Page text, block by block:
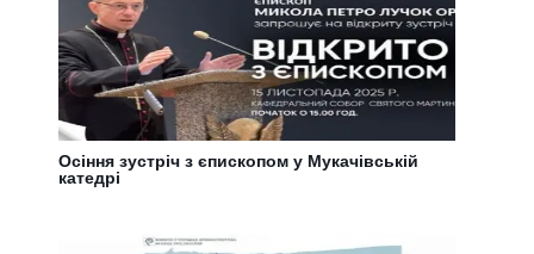
Осіння зустріч з єпископом у Мукачівській
катедрі